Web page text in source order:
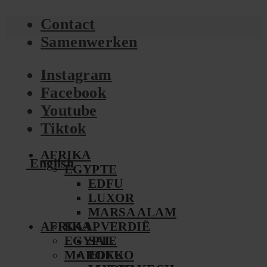
Contact
Samenwerken
Instagram
Facebook
Youtube
Tiktok
English
AFRIKA
EGYPTE
EDFU
LUXOR
MARSA ALAM
KAAPVERDIË
SAL
MAROKKO
AFRIKA
EGYPTE
EDFU